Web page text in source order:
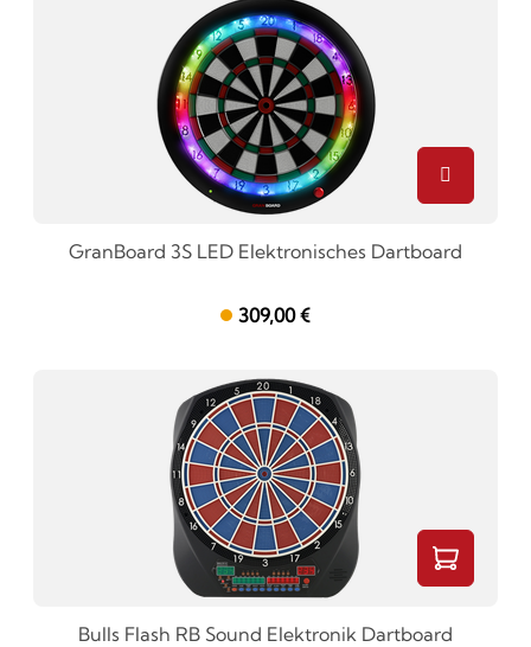
GranBoard 3S LED Elektronisches Dartboard
309,00 €
Bulls Flash RB Sound Elektronik Dartboard